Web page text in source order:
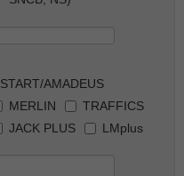
START/AMADEUS
MERLIN
TRAFFICS
JACK PLUS
LMplus